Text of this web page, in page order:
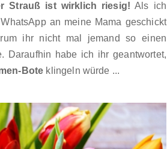
Strauß ist wirklich riesig! Als ich
an meine Mama geschickt
ihr nicht mal jemand so einen
Daraufhin habe ich ihr geantwortet,
Bote klingeln würde ...